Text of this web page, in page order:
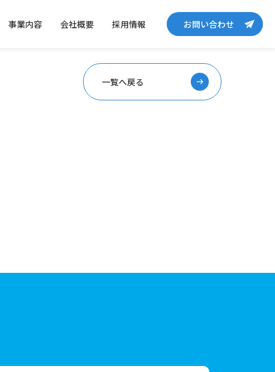
事業内容 会社概要 採用情報 お問い合わせ
一覧へ戻る